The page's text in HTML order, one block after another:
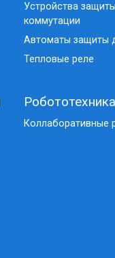
Устройства
коммутации
Автоматы защиты
Тепловые реле
Робототехника
Коллаборативные